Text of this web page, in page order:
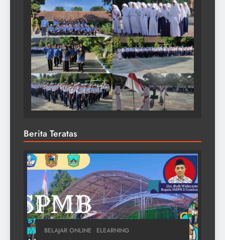
Berita Teratas
BELAJAR ONLINE ELEARNING